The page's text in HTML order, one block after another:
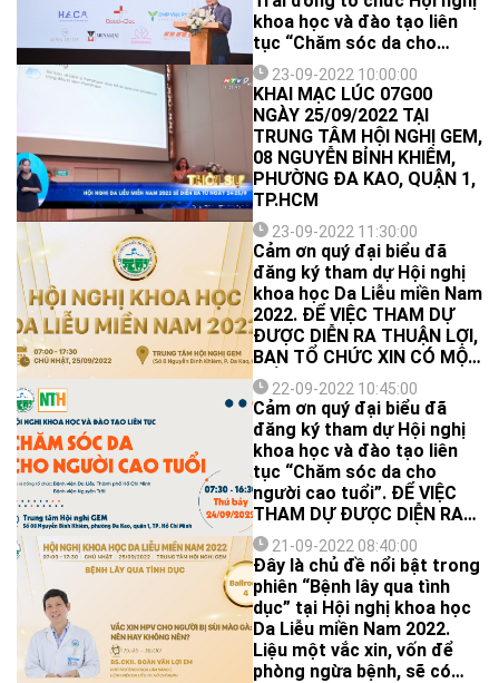
với sự tham dự của gần
1000 đại biểu đang công
tác và học tập trong lĩnh
vực da liễu, thẩm mỹ.
khoa học và đào tạo liên
tục “Chăm sóc da cho
người cao tuổi” tại Trung
tâm hội nghị GEM với sự
tham dự của hơn 500 đại
biểu đang công tác, học
tập trong lĩnh vực da liễu,
lão khoa và nội khoa và các
nhân viên y tế có quan tâm.
23-09-2022 10:00:00
KHAI MẠC LÚC 07G00
NGÀY 25/09/2022 TẠI
TRUNG TÂM HỘI NGHỊ GEM,
08 NGUYỄN BỈNH KHIÊM,
PHƯỜNG ĐA KAO, QUẬN 1,
TP.HCM
23-09-2022 11:30:00
Cảm ơn quý đại biểu đã
đăng ký tham dự Hội nghị
khoa học Da Liễu miền Nam
2022. ĐỂ VIỆC THAM DỰ
ĐƯỢC DIỄN RA THUẬN LỢI,
BAN TỔ CHỨC XIN CÓ MỘT
SỐ LƯU Ý NHƯ SAU:
22-09-2022 10:45:00
Cảm ơn quý đại biểu đã
đăng ký tham dự Hội nghị
khoa học và đào tạo liên
tục “Chăm sóc da cho
người cao tuổi”. ĐỂ VIỆC
THAM DỰ ĐƯỢC DIỄN RA
THUẬN LỢI, BAN TỔ CHỨC
XIN CÓ MỘT SỐ LƯU Ý NHƯ
SAU:
21-09-2022 08:40:00
Đây là chủ đề nổi bật trong
phiên “Bệnh lây qua tình
dục” tại Hội nghị khoa học
Da Liễu miền Nam 2022.
Liệu một vắc xin, vốn để
phòng ngừa bệnh, sẽ có